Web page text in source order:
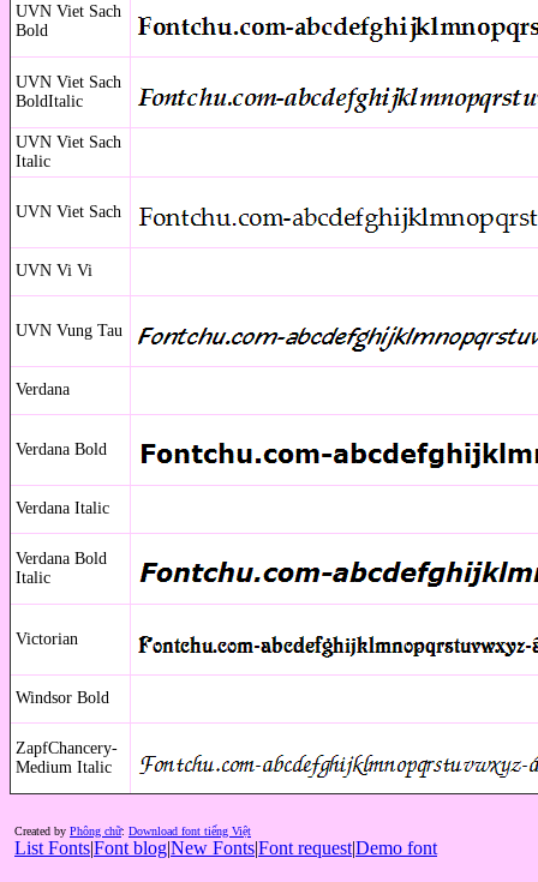
UVN Viet Sach
Bold
UVN Viet Sach
BoldItalic
UVN Viet Sach
Italic
UVN Viet Sach
UVN Vi Vi
UVN Vung Tau
Verdana
Verdana Bold
Verdana Italic
Verdana Bold
Italic
Victorian
Windsor Bold
ZapfChancery-
Medium Italic
Created by Phông chữ: Download font tiếng Việt
List Fonts|Font blog|New Fonts|Font request|Demo font